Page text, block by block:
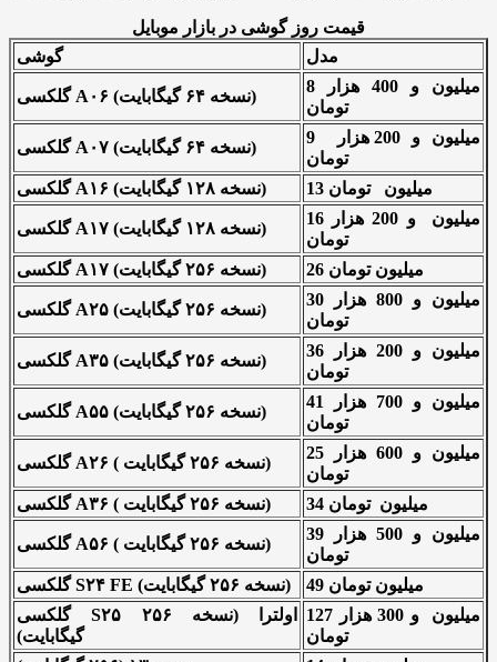
قیمت روز گوشی در بازار موبایل
گوشی
مدل
گلکسی A۰۶ (نسخه ۶۴ گیگابایت)
8 میلیون و 400 هزار
تومان
گلکسی A۰۷ (نسخه ۶۴ گیگابایت)
9 میلیون و 200 هزار
تومان
گلکسی A۱۶ (نسخه ۱۲۸ گیگابایت)
13 میلیون تومان
گلکسی A۱۷ (نسخه ۱۲۸ گیگابایت)
16 میلیون و 200 هزار
تومان
گلکسی A۱۷ (نسخه ۲۵۶ گیگابایت)
26 میلیون تومان
گلکسی A۲۵ (نسخه ۲۵۶ گیگابایت)
30 میلیون و 800 هزار
تومان
گلکسی A۳۵ (نسخه ۲۵۶ گیگابایت)
36 میلیون و 200 هزار
تومان
گلکسی A۵۵ (نسخه ۲۵۶ گیگابایت)
41 میلیون و 700 هزار
تومان
گلکسی A۲۶ ( نسخه ۲۵۶ گیگابایت)
25 میلیون و 600 هزار
تومان
گلکسی A۳۶ ( نسخه ۲۵۶ گیگابایت)
34 میلیون تومان
گلکسی A۵۶ ( نسخه ۲۵۶ گیگابایت)
39 میلیون و 500 هزار
تومان
گلکسی S۲۴ FE (نسخه ۲۵۶ گیگابایت)
49 میلیون تومان
گلکسی S۲۵ اولترا (نسخه ۲۵۶
گیگابایت)
127 میلیون و 300 هزار
تومان